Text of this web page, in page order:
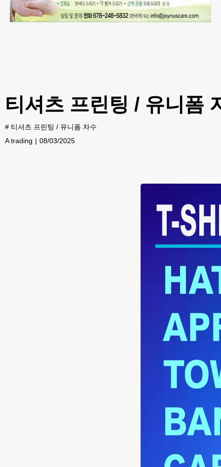
티셔츠 프린팅 / 유니폼
# 티셔츠 프린팅 / 유니폼 자수
A trading
08/03/2025